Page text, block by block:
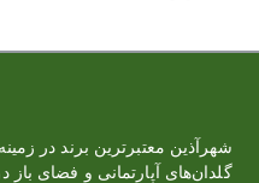
شهرآذین معتبرترین برند در
گلدان‌‏های آپارتمانی و فضای